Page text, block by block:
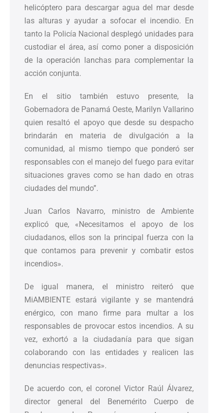
helicóptero para descargar agua del mar desde
las alturas y ayudar a sofocar el incendio. En
tanto la Policía Nacional desplegó unidades para
custodiar el área, así como poner a disposición
de la operación lanchas para complementar la
acción conjunta.
En el sitio también estuvo presente, la
Gobernadora de Panamá Oeste, Marilyn Vallarino
quien resaltó el apoyo que desde su despacho
brindarán en materia de divulgación a la
comunidad, al mismo tiempo que ponderó ser
responsables con el manejo del fuego para evitar
situaciones graves como se han dado en otras
ciudades del mundo”.
Juan Carlos Navarro, ministro de Ambiente
explicó que, «Necesitamos el apoyo de los
ciudadanos, ellos son la principal fuerza con la
que contamos para prevenir y combatir estos
incendios».
De igual manera, el ministro reiteró que
MiAMBIENTE estará vigilante y se mantendrá
enérgico, con mano firme para multar a los
responsables de provocar estos incendios. A su
vez, exhortó a la ciudadanía para que sigan
colaborando con las entidades y realicen las
denuncias respectivas».
De acuerdo con, el coronel Victor Raúl Álvarez,
director general del Benemérito Cuerpo de